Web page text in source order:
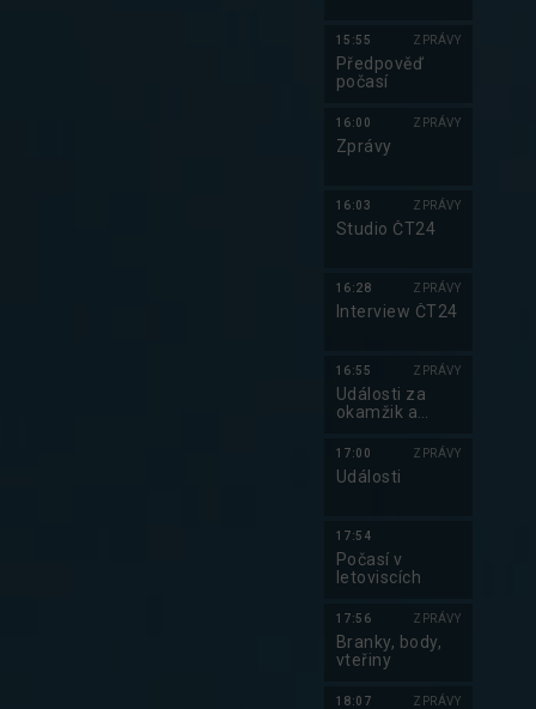
15:55 ZPRÁVY
Předpověď
počasí
16:00 ZPRÁVY
Zprávy
16:03 ZPRÁVY
Studio ČT24
16:28 ZPRÁVY
Interview ČT24
16:55 ZPRÁVY
Události za
okamžik a
17:00 ZPRÁVY
Události
17:54
Počasí v
letoviscích
17:56 ZPRÁVY
Branky, body,
vteřiny
18:07 ZPRÁVY